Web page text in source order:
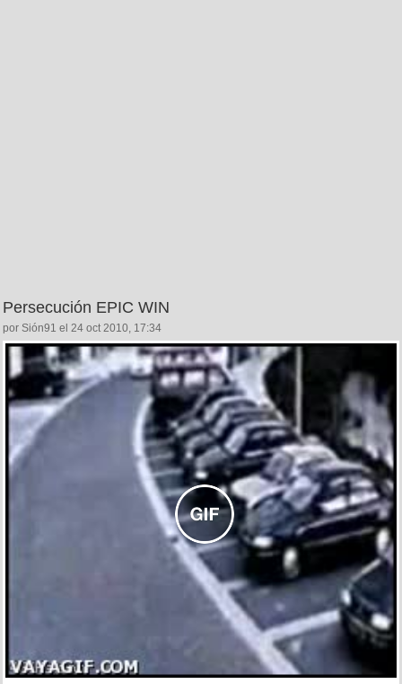
Persecución EPIC WIN
por Sión91 el 24 oct 2010, 17:34